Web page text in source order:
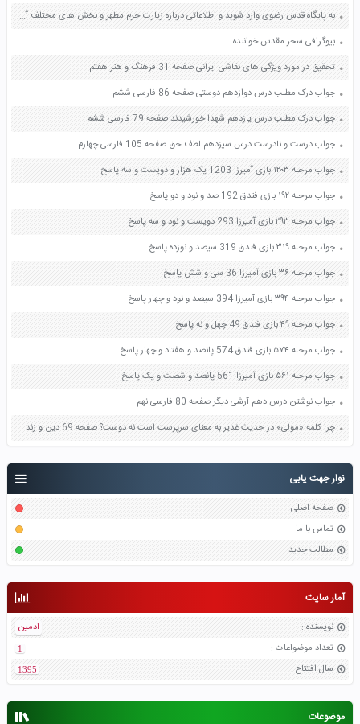
نوار جهت یابی
صفحه اصلی
تماس با ما
مطالب جدید
آمار سایت
نویسنده :
ادمین
تعداد موضواعات :
1
سال افتتاح :
1395
موضوعات
به پایگاه قدس رضوی وارد شوید و اطلاعاتی درباره زیارت حرم مطهر و بخش های مختلف آن بدست آورید صفحه 96 مطالعات اجتماعی هفتم
بیوگرافی سحر مقدس خواننده
تحقیق در مورد ویژگی های نقاشی ایرانی صفحه 31 فرهنگ و هنر هفتم
جواب درک مطلب درس دوازدهم دوستی صفحه 86 فارسی ششم
جواب درک مطلب درس یازدهم شهدا خورشیدند صفحه 79 فارسی ششم
جواب درست و نادرست درس سیزدهم لطف حق صفحه 105 فارسی چهارم
جواب مرحله ۱۲۰۳ بازی آمیرزا 1203 یک هزار و دویست و سه پاسخ
جواب مرحله ۱۹۲ بازی فندق 192 صد و نود و دو پاسخ
جواب مرحله ۲۹۳ بازی آمیرزا 293 دویست و نود و سه پاسخ
جواب مرحله ۳۱۹ بازی فندق 319 سیصد و نوزده پاسخ
جواب مرحله ۳۶ بازی آمیرزا 36 سی و شش پاسخ
جواب مرحله ۳۹۴ بازی آمیرزا 394 سیصد و نود و چهار پاسخ
جواب مرحله ۴۹ بازی فندق 49 چهل و نه پاسخ
جواب مرحله ۵۷۴ بازی فندق 574 پانصد و هفتاد و چهار پاسخ
جواب مرحله ۵۶۱ بازی آمیرزا 561 پانصد و شصت و یک پاسخ
جواب نوشتن درس دهم آرشی دیگر صفحه 80 فارسی نهم
چرا کلمه «مولی» در حدیث غدیر به معنای سرپرست است نه دوست؟ صفحه 69 دین و زندگی یازدهم